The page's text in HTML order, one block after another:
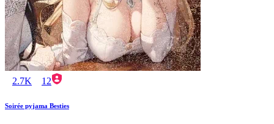
2.7K 12
Soirée pyjama Besties